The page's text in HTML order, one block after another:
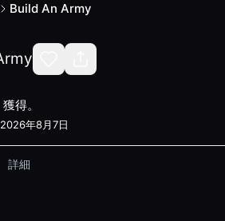
App Stats & Reviews
Build An Army
得。
2026年8月7日
詳細